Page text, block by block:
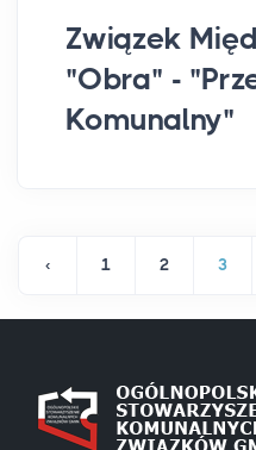
Związek
"Obra" -
Komunalny"
‹ 1 2 3